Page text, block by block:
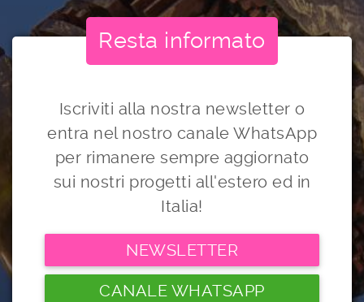
Resta informato
Iscriviti alla nostra newsletter o
entra nel nostro canale WhatsApp
per rimanere sempre aggiornato
sui nostri progetti all'estero ed in
Italia!
NEWSLETTER
CANALE WHATSAPP